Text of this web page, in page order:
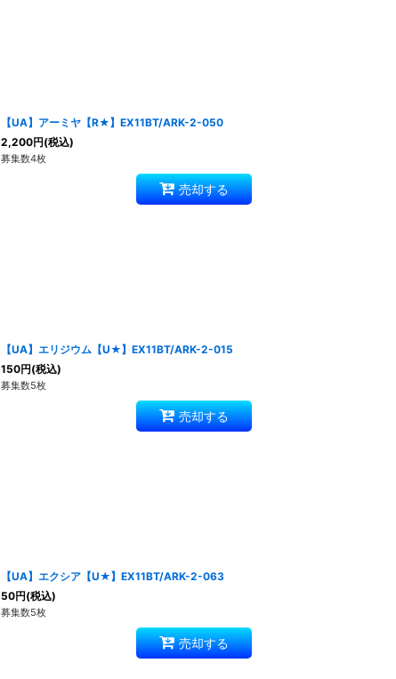
【UA】アーミヤ【R★】EX11BT/ARK-2-050
2,200円(税込)
募集数4枚
売却する
【UA】エリジウム【U★】EX11BT/ARK-2-015
150円(税込)
募集数5枚
売却する
【UA】エクシア【U★】EX11BT/ARK-2-063
50円(税込)
募集数5枚
売却する